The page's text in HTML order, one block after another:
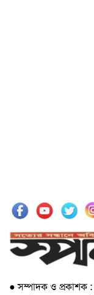
● সম্পাদক ও প্রকাশক